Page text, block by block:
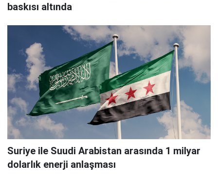
baskısı altında
Suriye ile Suudi Arabistan arasında 1 milyar
dolarlık enerji anlaşması